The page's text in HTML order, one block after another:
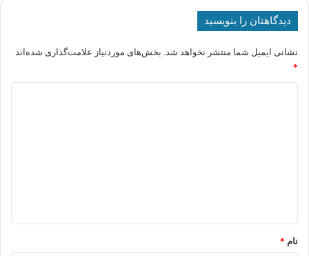
دیدگاهتان را بنویسید
نشانی ایمیل شما منتشر نخواهد شد. بخش‌های موردنیاز علامت‌گذاری شده‌اند
*
نام *